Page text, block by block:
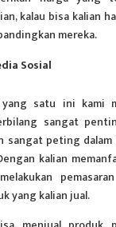
kalau bisa kalian
mereka.
Sosial
yang satu ini kami
sangat
sangat peting dalam
kalian
yang kalian jual.